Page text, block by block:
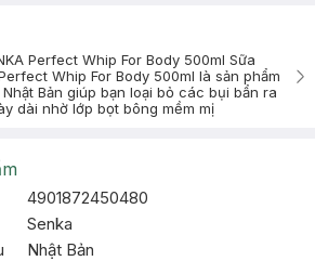
Perfect Whip For Body 500ml Sữa
Whip For Body 500ml là sản phẩm
Bản giúp bạn loại bỏ các bụi bẩn ra
dài nhờ lớp bọt bông mềm mị
4901872450480
Senka
Nhật Bản